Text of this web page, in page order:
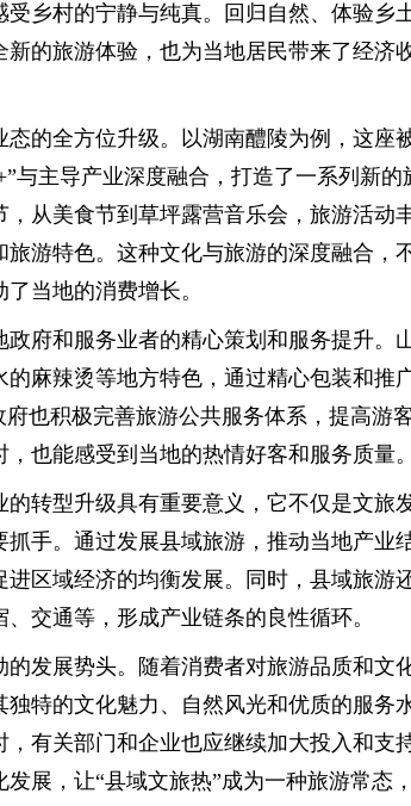
乡村的宁静与纯真。回归自然、体验乡
的旅游体验，也为当地居民带来了经济
的全方位升级。以湖南醴陵为例，这座
与主导产业深度融合，打造了一系列新的
从美食节到草坪露营音乐会，旅游活动
游特色。这种文化与旅游的深度融合，
当地的消费增长。
府和服务业者的精心策划和服务提升。
麻辣烫等地方特色，通过精心包装和推
也积极完善旅游公共服务体系，提高游
也能感受到当地的热情好客和服务质量。
转型升级具有重要意义，它不仅是文旅
手。通过发展县域旅游，推动当地产业
区域经济的均衡发展。同时，县域旅游
交通等，形成产业链条的良性循环。
发展势头。随着消费者对旅游品质和文
特的文化魅力、自然风光和优质的服务
有关部门和企业也应继续加大投入和支
展，让“县域文旅热”成为一种旅游常态